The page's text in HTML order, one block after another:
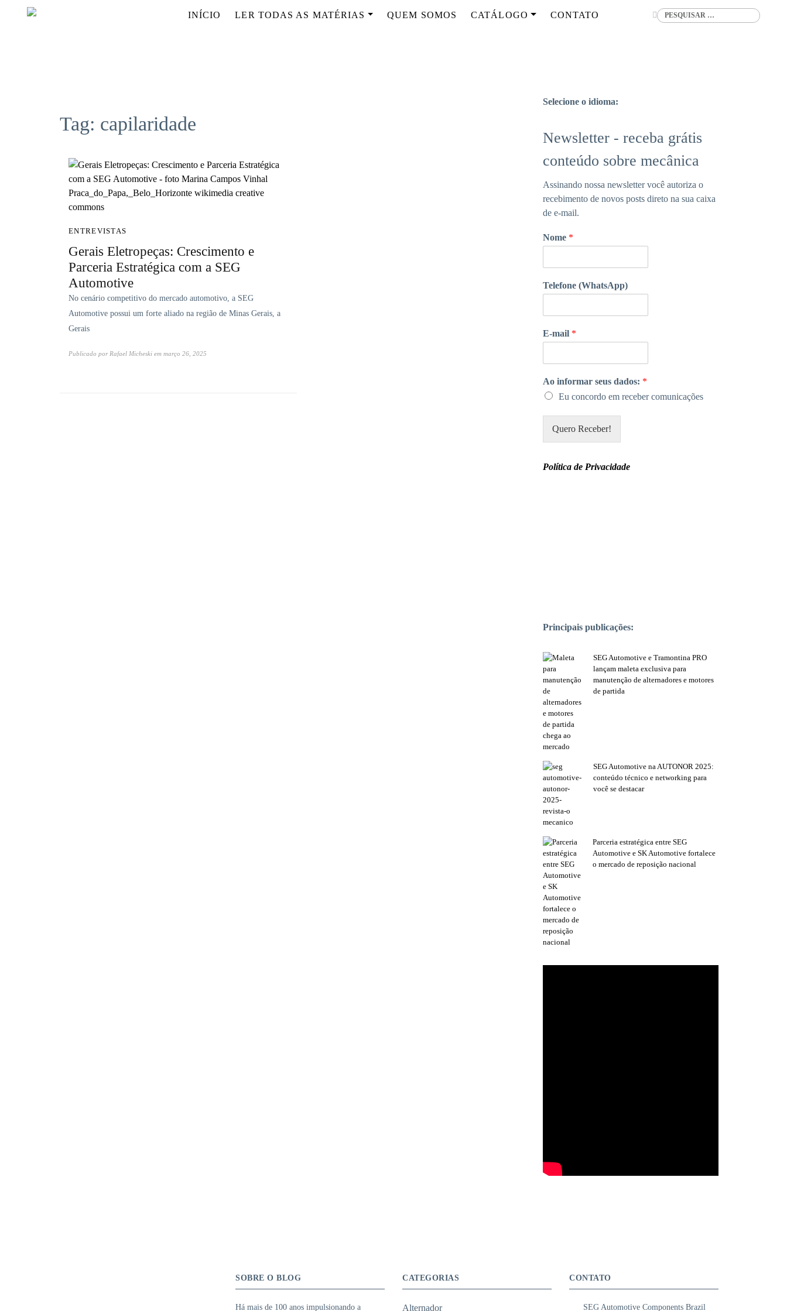
INÍCIO
LER TODAS AS MATÉRIAS QUEM SOMOS CATÁLOGO CONTATO
Buscar
Tag: capilaridade
ENTREVISTAS
Gerais Eletropeças: Crescimento e
Parceria Estratégica com a SEG
Automotive
No cenário competitivo do mercado automotivo, a SEG
Automotive possui um forte aliado na região de Minas Gerais, a
Gerais
Publicado porRafael Micheski em março 26, 2025
Selecione o idioma:
Newsletter - receba grátis
conteúdo sobre mecânica
Assinando nossa newsletter você autoriza o
recebimento de novos posts direto na sua caixa
de e-mail.
Nome *
Telefone (WhatsApp)
E-mail *
Ao informar seus dados: *
Eu concordo em receber comunicações
Quero Receber!
Política de Privacidade
Principais publicações:
SEG Automotive e Tramontina PRO
lançam maleta exclusiva para
manutenção de alternadores e motores
de partida
SEG Automotive na AUTONOR 2025:
conteúdo técnico e networking para
você se destacar
Parceria estratégica entre SEG
Automotive e SK Automotive fortalece
o mercado de reposição nacional
SOBRE O BLOG
Há mais de 100 anos impulsionando a
CATEGORIAS
Alternador
CONTATO
SEG Automotive Components Brazil